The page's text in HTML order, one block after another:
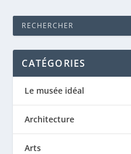
CATÉGORIES
Le musée idéal
Architecture
Arts